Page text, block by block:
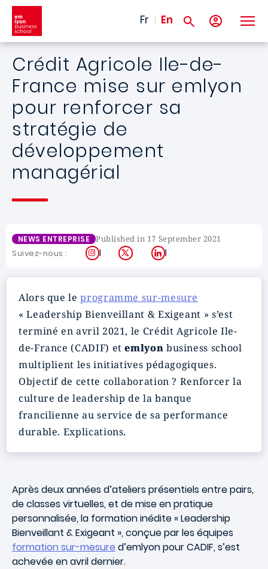
Skip to main content
Fr En
Crédit Agricole Ile-de-
France mise sur emlyon
pour renforcer sa
stratégie de
développement
managérial
NEWS ENTREPRISE Published in 17 September 2021
Suivez-nous : Instagram
X LinkedIn
Alors que leprogramme sur-mesure
« Leadership Bienveillant & Exigeant » s’est
terminé en avril 2021, le Crédit Agricole Ile-
de-France (CADIF) etemlyon business school
multiplient les initiatives pédagogiques.
Objectif de cette collaboration ? Renforcer la
culture de leadership de la banque
francilienne au service de sa performance
durable. Explications.
Après deux années d’ateliers présentiels entre pairs,
de classes virtuelles, et de mise en pratique
personnalisée, la formation inédite « Leadership
Bienveillant & Exigeant », conçue par les équipes
formation sur-mesure d’emlyon pour CADIF, s’est
achevée en avril dernier.